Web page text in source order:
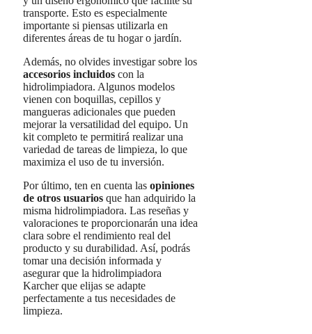
transporte. Esto es especialmente
importante si piensas utilizarla en
diferentes áreas de tu hogar o jardín.
Además, no olvides investigar sobre los
accesorios incluidos con la
hidrolimpiadora. Algunos modelos
vienen con boquillas, cepillos y
mangueras adicionales que pueden
mejorar la versatilidad del equipo. Un
kit completo te permitirá realizar una
variedad de tareas de limpieza, lo que
maximiza el uso de tu inversión.
Por último, ten en cuenta las opiniones
de otros usuarios que han adquirido la
misma hidrolimpiadora. Las reseñas y
valoraciones te proporcionarán una idea
clara sobre el rendimiento real del
producto y su durabilidad. Así, podrás
tomar una decisión informada y
asegurar que la hidrolimpiadora
Karcher que elijas se adapte
perfectamente a tus necesidades de
limpieza.